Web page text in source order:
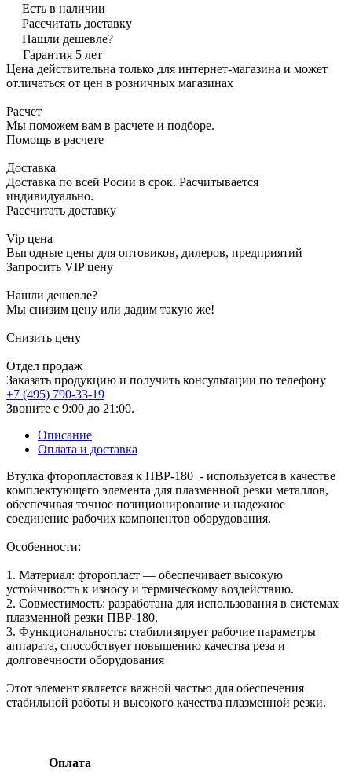
Есть в наличии
Рассчитать доставку
Нашли дешевле?
Гарантия 5 лет
Цена действительна только для интернет-магазина и может
отличаться от цен в розничных магазинах
Расчет
Мы поможем вам в расчете и подборе.
Помощь в расчете
Доставка
Доставка по всей Росии в срок. Расчитывается
индивидуально.
Рассчитать доставку
Vip цена
Выгодные цены для оптовиков, дилеров, предприятий
Запросить VIP цену
Нашли дешевле?
Мы снизим цену или дадим такую же!
Снизить цену
Отдел продаж
Заказать продукцию и получить консультации по телефону
+7 (495) 790-33-19
Звоните с 9:00 до 21:00.
Описание
Оплата и доставка
Втулка фторопластовая к ПВР-180 - используется в качестве
комплектующего элемента для плазменной резки металлов,
обеспечивая точное позиционирование и надежное
соединение рабочих компонентов оборудования.
Особенности:
1. Материал: фторопласт — обеспечивает высокую
устойчивость к износу и термическому воздействию.
2. Совместимость: разработана для использования в системах
плазменной резки ПВР-180.
3. Функциональность: стабилизирует рабочие параметры
аппарата, способствует повышению качества реза и
долговечности оборудования
Этот элемент является важной частью для обеспечения
стабильной работы и высокого качества плазменной резки.
Оплата